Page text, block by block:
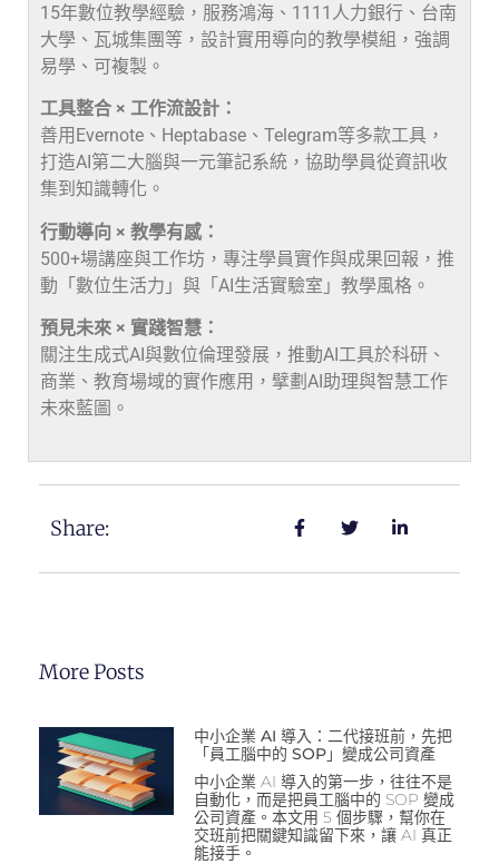
15年數位教學經驗，服務鴻海、1111人力銀行、台南
大學、瓦城集團等，設計實用導向的教學模組，強調
易學、可複製。
工具整合 × 工作流設計：
善用Evernote、Heptabase、Telegram等多款工具，
打造AI第二大腦與一元筆記系統，協助學員從資訊收
集到知識轉化。
行動導向 × 教學有感：
500+場講座與工作坊，專注學員實作與成果回報，推
動「數位生活力」與「AI生活實驗室」教學風格。
預見未來 × 實踐智慧：
關注生成式AI與數位倫理發展，推動AI工具於科研、
商業、教育場域的實作應用，擘劃AI助理與智慧工作
未來藍圖。
Share:
More Posts
中小企業 AI 導入：二代接班前，先把
「員工腦中的 SOP」變成公司資產
中小企業 AI 導入的第一步，往往不是
自動化，而是把員工腦中的 SOP 變成
公司資產。本文用 5 個步驟，幫你在
交班前把關鍵知識留下來，讓 AI 真正
能接手。